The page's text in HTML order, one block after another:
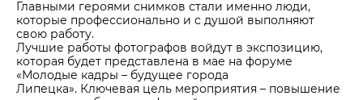
Главными героями снимков стали именно люди,
которые профессионально и с душой выполняют
свою работу.
Лучшие работы фотографов войдут в экспозицию,
которая будет представлена в мае на форуме
«Молодые кадры – будущее города
Липецка». Ключевая цель мероприятия – повышение